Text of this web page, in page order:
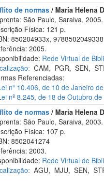
de normas / Maria Helena
São Paulo, Saraiva, 2005.
Física: 121 p.
850204933x, 9788502049338
2005.
Rede Virtual de
CAM, PGR,SEN,
Referenciadas:
nº 10.406, de 10 de Janeiro
nº 8.245, de 18 de Outubro de
de normas / Maria Helena
São Paulo, Saraiva, 2003.
Física: 107 p.
8502041274
2003.
Rede Virtual de
AGU, MJU,SEN,